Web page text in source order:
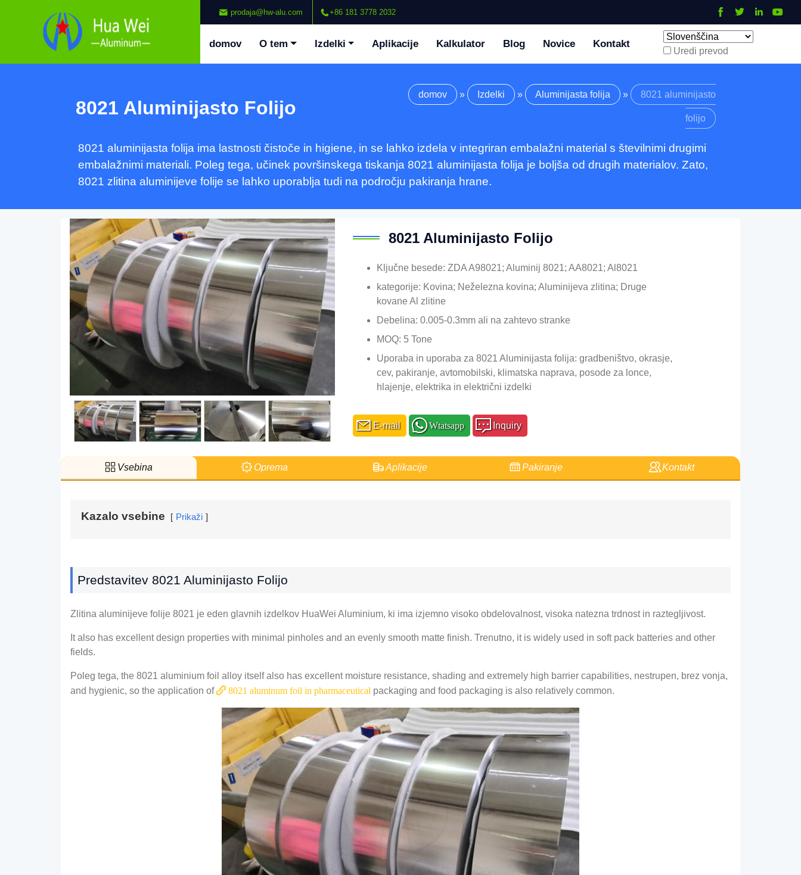
prodaja@hw-alu.com +86 181 3778 2032
domov O tem Izdelki Aplikacije Kalkulator Blog Novice Kontakt
Uredi prevod
8021 Aluminijasto Folijo
domov » Izdelki » Aluminijasta folija » 8021 aluminijasto
folijo
8021 aluminijasta folija ima lastnosti čistoče in higiene, in se lahko izdela v integriran embalažni material s številnimi drugimi
embalažnimi materiali. Poleg tega, učinek površinskega tiskanja 8021 aluminijasta folija je boljša od drugih materialov. Zato,
8021 zlitina aluminijeve folije se lahko uporablja tudi na področju pakiranja hrane.
8021 Aluminijasto Folijo
Ključne besede: ZDA A98021; Aluminij 8021; AA8021; Al8021
kategorije: Kovina; Neželezna kovina; Aluminijeva zlitina; Druge
kovane Al zlitine
Debelina: 0.005-0.3mm ali na zahtevo stranke
MOQ: 5 Tone
Uporaba in uporaba za 8021 Aluminijasta folija: gradbeništvo, okrasje,
cev, pakiranje, avtomobilski, klimatska naprava, posode za lonce,
hlajenje, elektrika in električni izdelki
E-mail Wtatsapp Inquiry
Vsebina Oprema Aplikacije Pakiranje Kontakt
Kazalo vsebine Prikaži
Predstavitev 8021 Aluminijasto Folijo
Zlitina aluminijeve folije 8021 je eden glavnih izdelkov HuaWei Aluminium, ki ima izjemno visoko obdelovalnost, visoka natezna trdnost in raztegljivost.
It also has excellent design properties with minimal pinholes and an evenly smooth matte finish. Trenutno, it is widely used in soft pack batteries and other
fields.
Poleg tega, the 8021 aluminium foil alloy itself also has excellent moisture resistance, shading and extremely high barrier capabilities, nestrupen, brez vonja,
and hygienic, so the application of 8021 aluminum foil in pharmaceutical packaging and food packaging is also relatively common.